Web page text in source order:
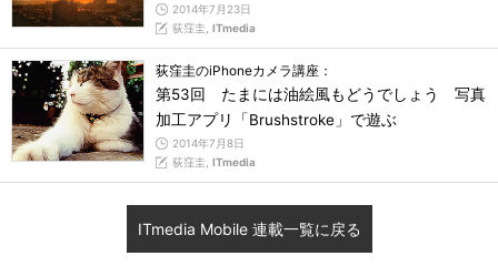
2014年7月23日
荻窪圭, ITmedia
荻窪圭のiPhoneカメラ講座：
第53回 たまには油絵風もどうでしょう 写真
加工アプリ「Brushstroke」で遊ぶ
2014年7月8日
荻窪圭, ITmedia
ITmedia Mobile 連載一覧に戻る